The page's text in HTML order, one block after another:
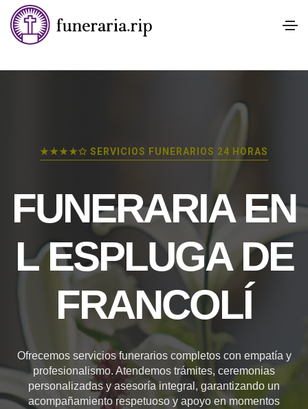
★★★★✩ SERVICIOS FUNERARIOS 24 HORAS
FUNERARIA EN
L ESPLUGA DE
FRANCOLÍ
Ofrecemos servicios funerarios completos con empatía y
profesionalismo. Atendemos trámites, ceremonias
personalizadas y asesoría integral, garantizando un
acompañamiento respetuoso y apoyo en momentos